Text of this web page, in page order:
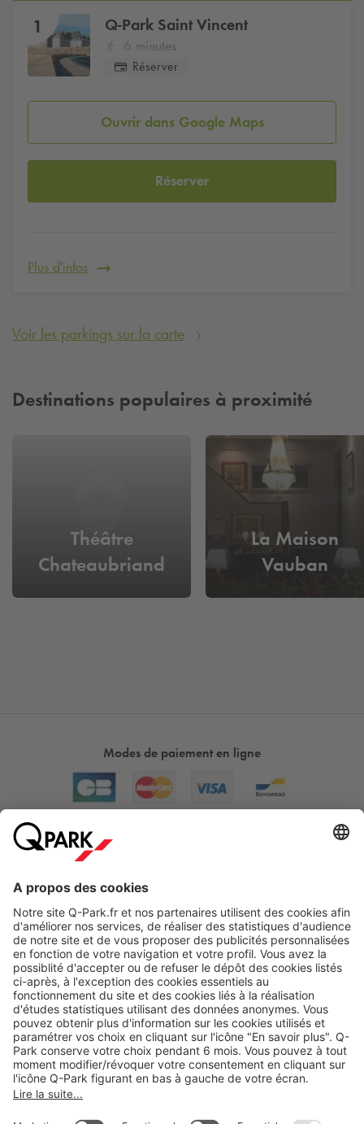
1 Q-Park Saint Vincent
6 minutes
Réserver
Ouvrir dans Google Maps
Réserver
Plus d'infos
Voir les parkings sur la carte
Destinations populaires à proximité
Théâtre
Chateaubriand
La Maison
Vauban
Modes de paiement en ligne
Nos produits
Nos services
Cookies